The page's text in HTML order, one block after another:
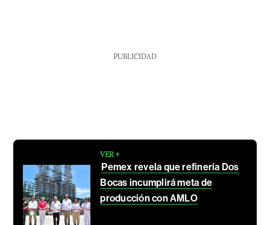
PUBLICIDAD
VER +
Pemex revela que refinería Dos
Bocas incumplirá meta de
producción con AMLO